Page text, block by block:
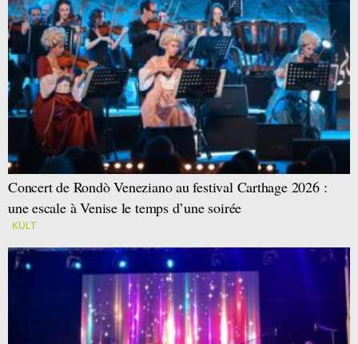
Concert de Rondò Veneziano au festival Carthage 2026 :
une escale à Venise le temps d’une soirée
KULT